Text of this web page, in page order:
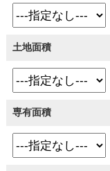
土地面積
専有面積